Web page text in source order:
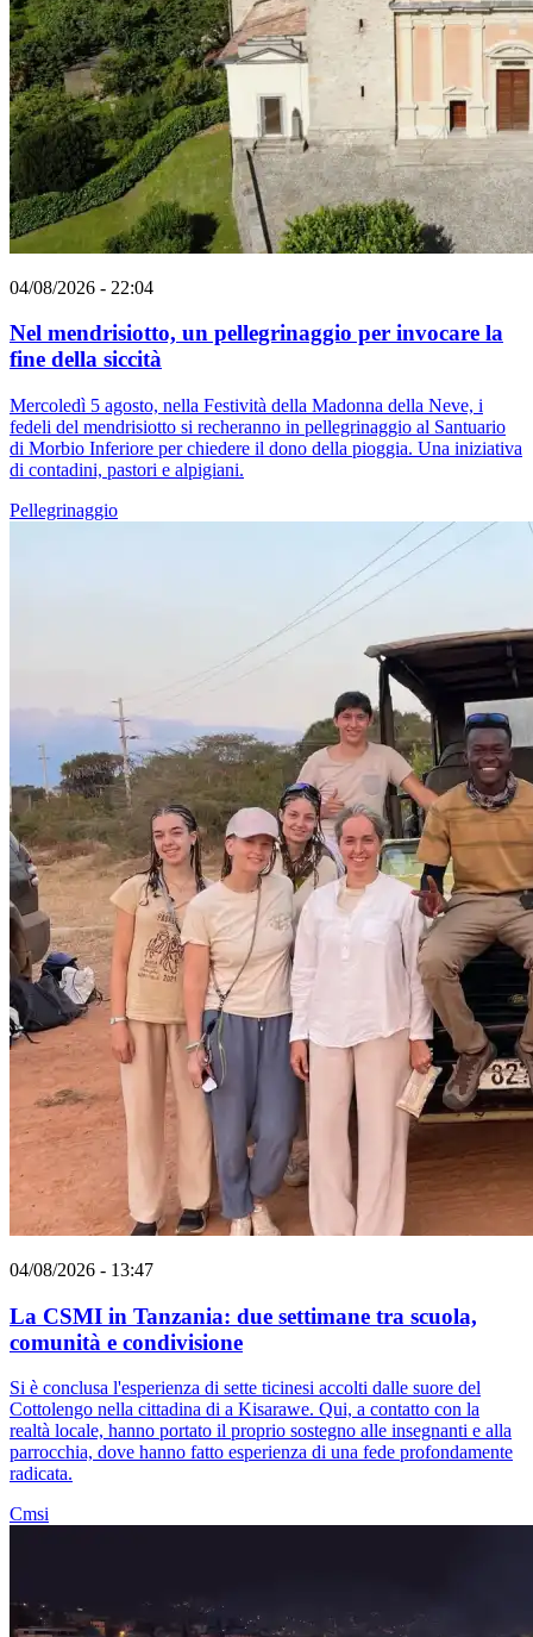
04/08/2026 - 22:04
Nel mendrisiotto, un pellegrinaggio per invocare la
fine della siccità
Mercoledì 5 agosto, nella Festività della Madonna della Neve, i
fedeli del mendrisiotto si recheranno in pellegrinaggio al Santuario
di Morbio Inferiore per chiedere il dono della pioggia. Una iniziativa
di contadini, pastori e alpigiani.
Pellegrinaggio
04/08/2026 - 13:47
La CSMI in Tanzania: due settimane tra scuola,
comunità e condivisione
Si è conclusa l'esperienza di sette ticinesi accolti dalle suore del
Cottolengo nella cittadina di a Kisarawe. Qui, a contatto con la
realtà locale, hanno portato il proprio sostegno alle insegnanti e alla
parrocchia, dove hanno fatto esperienza di una fede profondamente
radicata.
Cmsi